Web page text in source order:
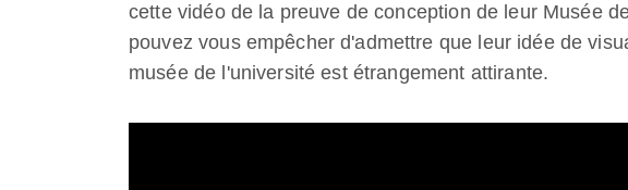
cette vidéo de la preuve de conception de leur Musée
pouvez vous empêcher d'admettre que leur idée de
musée de l'université est étrangement attirante.